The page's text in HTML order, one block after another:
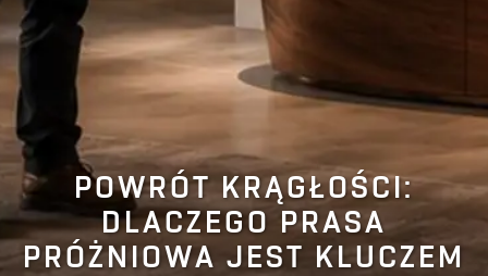
POWRÓT KRĄGŁOŚCI:
DLACZEGO PRASA
PRÓŻNIOWA JEST KLUCZEM